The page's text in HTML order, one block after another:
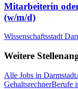
Mitarbeiterin
(w/m/d)
Wissenschaftsstadt
Weitere
Alle Jobs in Darmstadt
GehaltsrechnerBerufe